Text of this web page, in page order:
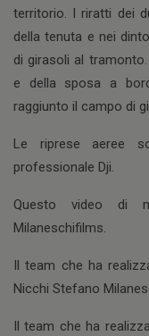
territorio. I riratti dei
della tenuta e nei
di girasoli al
e della sposa a
raggiunto il campo di
Le riprese aeree
professionale Dji.
Questo video di
Milaneschifilms.
Il team che ha
Nicchi Stefano
Il team che ha